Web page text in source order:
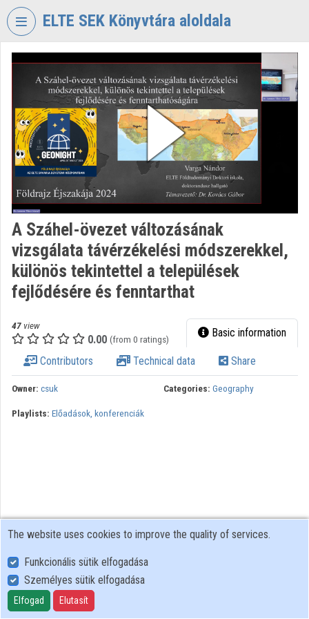
Skip header
ELTE SEK Könyvtára aloldala
VIDEOTORIUM
EKL
SAVARIA
KÖNYVTÁR
ÉS
LEVÉLTÁR
Organization home
Log In
Organization discovery
Categories
Organization playlists
Organizations
Contributors
A Száhel-övezet változásának
vizsgálata távérzékelési módszerekkel,
különös tekintettel a települések
fejlődésére és fenntarthat
47 view
0.00 (from 0 ratings) Basic information
Contributors Technical data Share
Owner: csuk Categories: Geography
Playlists: Előadások, konferenciák
User Policy
Adatkezelési tájékoztató (en)
Cookie Policy
The website uses cookies to improve the quality of services.
Funkcionális sütik elfogadása
Személyes sütik elfogadása
Elfogad Elutasít